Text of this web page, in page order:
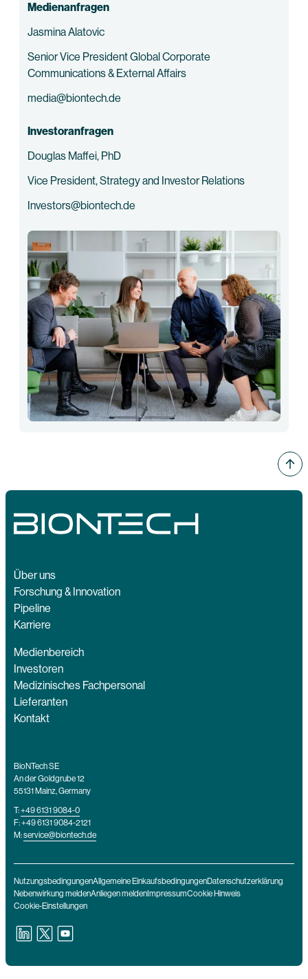
Medienanfragen
Jasmina Alatovic
Senior Vice President Global Corporate
Communications & External Affairs
media@biontech.de
Investoranfragen
Douglas Maffei, PhD
Vice President, Strategy and Investor Relations
Investors@biontech.de
Über uns
Forschung & Innovation
Pipeline
Karriere
Medienbereich
Investoren
Medizinisches Fachpersonal
Lieferanten
Kontakt
BioNTech SE
An der Goldgrube 12
55131 Mainz, Germany
T:+49 6131 9084-0
F: +49 6131 9084-2121
M:service@biontech.de
NutzungsbedingungenAllgemeine EinkaufsbedingungenDatenschutzerklärung
Nebenwirkung meldenAnliegen melden ImpressumCookie Hinweis
Cookie-Einstellungen